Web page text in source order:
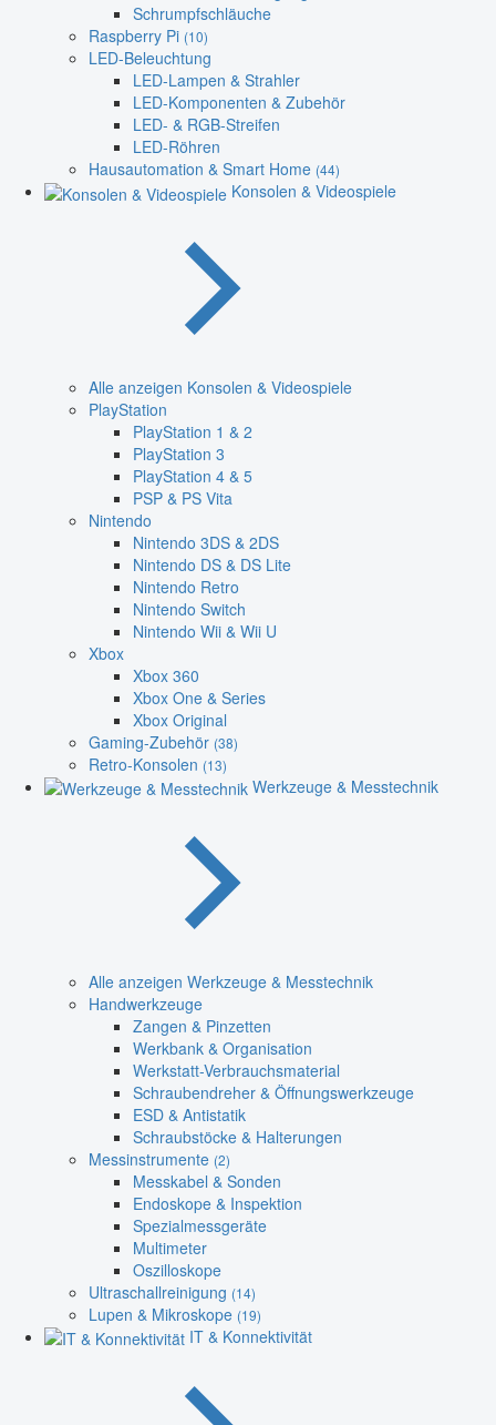
Schrumpfschläuche
Raspberry Pi (10)
LED-Beleuchtung
LED-Lampen & Strahler
LED-Komponenten & Zubehör
LED- & RGB-Streifen
LED-Röhren
Hausautomation & Smart Home (44)
Konsolen & Videospiele
Alle anzeigen Konsolen & Videospiele
PlayStation
PlayStation 1 & 2
PlayStation 3
PlayStation 4 & 5
PSP & PS Vita
Nintendo
Nintendo 3DS & 2DS
Nintendo DS & DS Lite
Nintendo Retro
Nintendo Switch
Nintendo Wii & Wii U
Xbox
Xbox 360
Xbox One & Series
Xbox Original
Gaming-Zubehör (38)
Retro-Konsolen (13)
Werkzeuge & Messtechnik
Alle anzeigen Werkzeuge & Messtechnik
Handwerkzeuge
Zangen & Pinzetten
Werkbank & Organisation
Werkstatt-Verbrauchsmaterial
Schraubendreher & Öffnungswerkzeuge
ESD & Antistatik
Schraubstöcke & Halterungen
Messinstrumente (2)
Messkabel & Sonden
Endoskope & Inspektion
Spezialmessgeräte
Multimeter
Oszilloskope
Ultraschallreinigung (14)
Lupen & Mikroskope (19)
IT & Konnektivität